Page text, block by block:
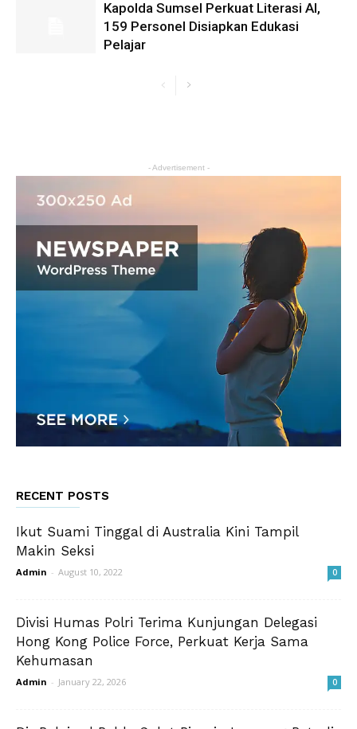
Kapolda Sumsel Perkuat Literasi AI,
159 Personel Disiapkan Edukasi
Pelajar
- Advertisement -
RECENT POSTS
Ikut Suami Tinggal di Australia Kini Tampil
Makin Seksi
Admin - August 10, 2022 0
Divisi Humas Polri Terima Kunjungan Delegasi
Hong Kong Police Force, Perkuat Kerja Sama
Kehumasan
Admin - January 22, 2026 0